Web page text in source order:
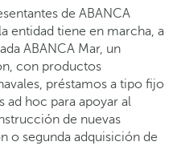
de ABANCA
entidad tiene en marcha, a
ABANCA Mar, un
con productos
préstamos a tipo fijo
ad hoc para apoyar al
de nuevas
o segunda adquisición de